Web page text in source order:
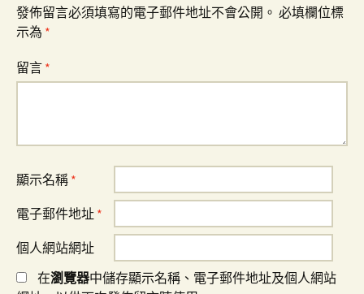
發佈留言必須填寫的電子郵件地址不會公開。 必填欄位標
示為 *
留言 *
顯示名稱 *
電子郵件地址 *
個人網站網址
在瀏覽器中儲存顯示名稱、電子郵件地址及個人網站